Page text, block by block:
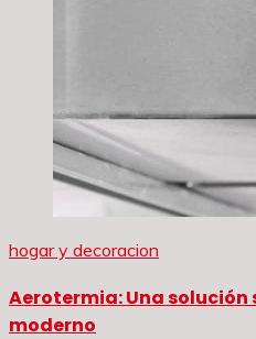
hogar y decoracion
Aerotermia: Una
moderno